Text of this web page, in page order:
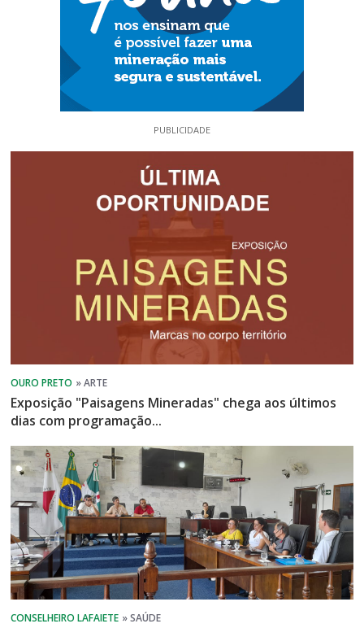
PUBLICIDADE
Exposição "Paisagens Mineradas" chega aos últimos
dias com programação...